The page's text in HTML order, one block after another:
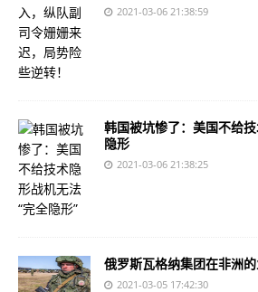
2021-03-06 21:38:59
韩国被坑惨了：美国不给
隐形
2021-03-06 21:38:25
俄罗斯瓦格纳集团在非洲
2021-03-05 17:42:30